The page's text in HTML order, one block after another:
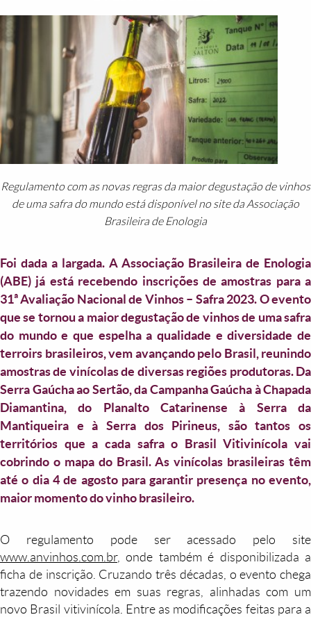
Regulamento com as novas regras da maior degustação de vinhos
de uma safra do mundo está disponível no site da Associação
Brasileira de Enologia
Foi dada a largada. A Associação Brasileira de Enologia
(ABE) já está recebendo inscrições de amostras para a
31ª Avaliação Nacional de Vinhos – Safra 2023. O evento
que se tornou a maior degustação de vinhos de uma safra
do mundo e que espelha a qualidade e diversidade de
terroirs brasileiros, vem avançando pelo Brasil, reunindo
amostras de vinícolas de diversas regiões produtoras. Da
Serra Gaúcha ao Sertão, da Campanha Gaúcha à Chapada
Diamantina, do Planalto Catarinense à Serra da
Mantiqueira e à Serra dos Pirineus, são tantos os
territórios que a cada safra o Brasil Vitivinícola vai
cobrindo o mapa do Brasil. As vinícolas brasileiras têm
até o dia 4 de agosto para garantir presença no evento,
maior momento do vinho brasileiro.
O regulamento pode ser acessado pelo site
www.anvinhos.com.br, onde também é disponibilizada a
ficha de inscrição. Cruzando três décadas, o evento chega
trazendo novidades em suas regras, alinhadas com um
novo Brasil vitivinícola. Entre as modificações feitas para a